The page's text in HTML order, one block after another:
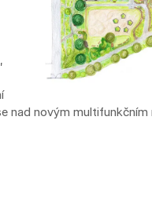
nad novým multifunkčním